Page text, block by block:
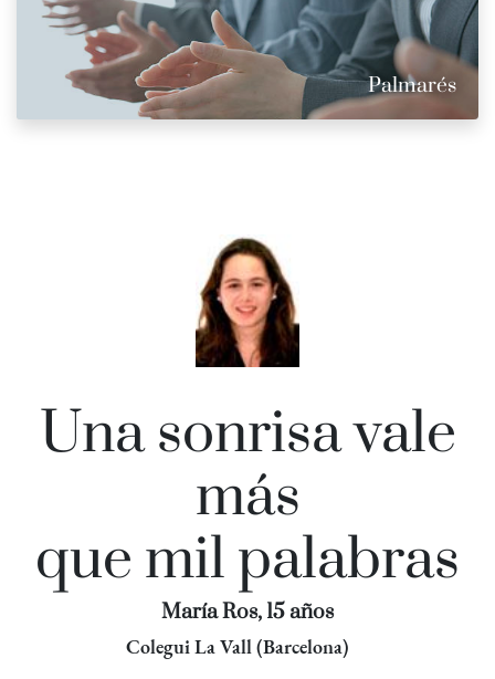
Palmarés
Una sonrisa vale
más
que mil palabras
María Ros, 15 años
Colegui La Vall (Barcelona)